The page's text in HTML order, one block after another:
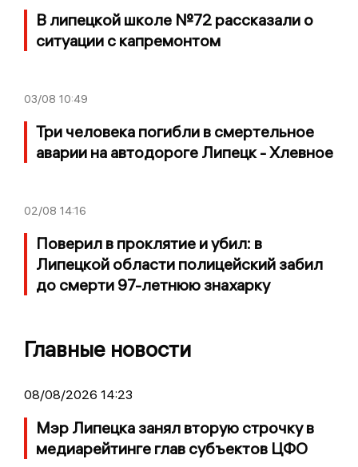
В липецкой школе №72 рассказали о
ситуации с капремонтом
03/08 10:49
Три человека погибли в смертельное
аварии на автодороге Липецк - Хлевное
02/08 14:16
Поверил в проклятие и убил: в
Липецкой области полицейский забил
до смерти 97-летнюю знахарку
Главные новости
08/08/2026 14:23
Мэр Липецка занял вторую строчку в
медиарейтинге глав субъектов ЦФО